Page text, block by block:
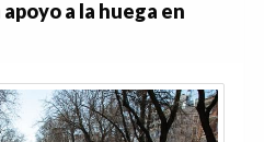
a la huega en